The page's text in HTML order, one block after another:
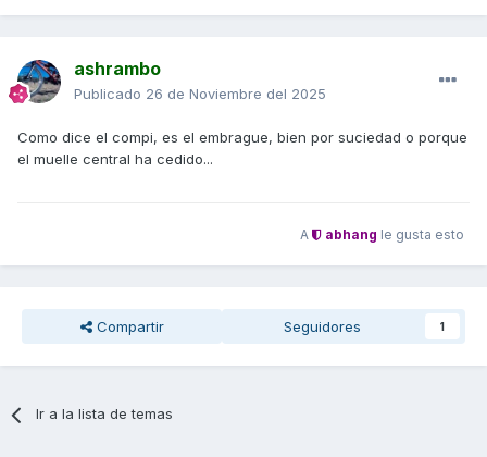
ashrambo
Publicado 26 de Noviembre del 2025
Como dice el compi, es el embrague, bien por suciedad o porque
el muelle central ha cedido...
A abhang le gusta esto
Compartir Seguidores 1
Ir a la lista de temas